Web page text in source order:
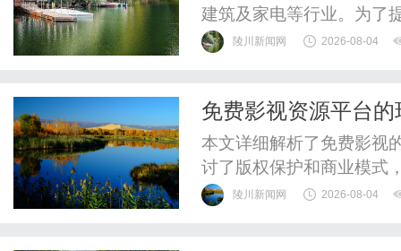
建筑及家电等行业。为了
材料，其中
粒？330GL30H30%玻纤
陵川新闻网 2026-08-04
免费影视资源平台
本文详细解析了免费影视
讨了版权保护和商业模式
展。陵川新闻网 2026-08-04